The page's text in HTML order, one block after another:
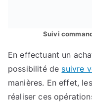
Suivi
En effectuant un
possibilité de suivre
manières. En effet,
réaliser ces